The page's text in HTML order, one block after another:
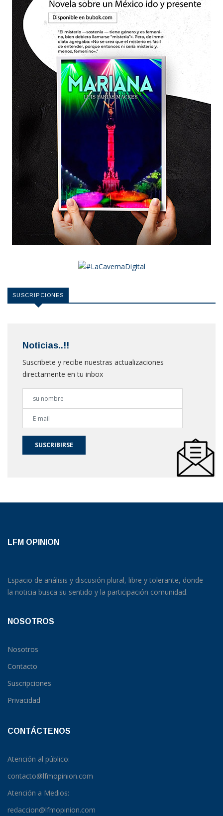
SUSCRIPCIONES
Noticias..!!
Suscribete y recibe nuestras actualizaciones
directamente en tu inbox
SUSCRIBIRSE
LFM OPINION
Espacio de análisis y discusión plural, libre y tolerante, donde
la noticia busca su sentido y la participación comunidad.
NOSOTROS
Nosotros
Contacto
Suscripciones
Privacidad
CONTÁCTENOS
Atención al público:
contacto@lfmopinion.com
Atención a Medios:
redaccion@lfmopinion.com